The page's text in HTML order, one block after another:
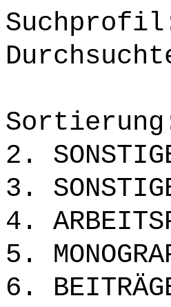
2.
3.
4.
5.
6.